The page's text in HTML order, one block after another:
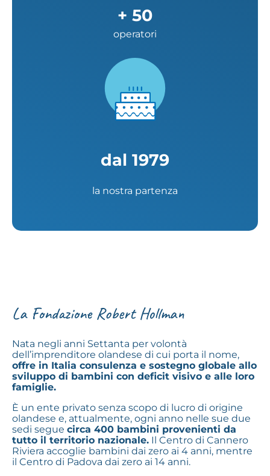
+ 50
operatori
dal 1979
la nostra partenza
La Fondazione Robert Hollman
Nata negli anni Settanta per volontà
dell’imprenditore olandese di cui porta il nome,
offre in Italia consulenza e sostegno globale allo
sviluppo di bambini con deficit visivo e alle loro
famiglie.
È un ente privato senza scopo di lucro di origine
olandese e, attualmente, ogni anno nelle sue due
sedi segue circa 400 bambini provenienti da
tutto il territorio nazionale. Il Centro di Cannero
Riviera accoglie bambini dai zero ai 4 anni, mentre
il Centro di Padova dai zero ai 14 anni.